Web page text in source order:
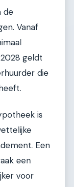
de
Vanaf
geldt
die
is
Een
een
voor